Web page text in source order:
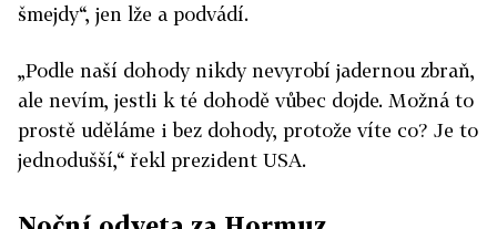
šmejdy“, jen lže a podvádí.
„Podle naší dohody nikdy nevyrobí jadernou zbraň,
ale nevím, jestli k té dohodě vůbec dojde. Možná to
prostě uděláme i bez dohody, protože víte co? Je to
jednodušší,“ řekl prezident USA.